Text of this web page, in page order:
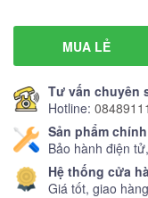
MUA LẺ
Tư vấn chuyên
Hotline:
Sản phẩm
Bảo hành điện
Hệ thống cửa
Giá tốt, giao